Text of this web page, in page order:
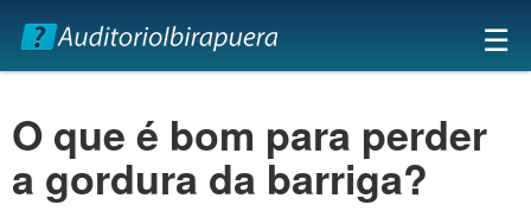
×
☰
O que é bom para perder
a gordura da barriga?